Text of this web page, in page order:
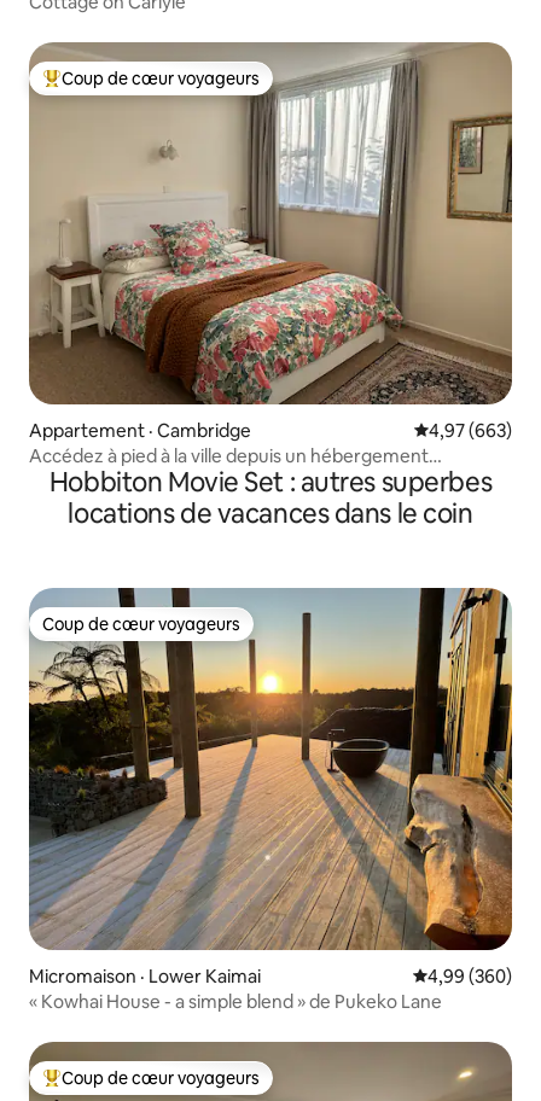
Coup de cœur voyageurs parmi les plus aimés
Coup de cœur voyageurs
Appartement · Cambridge Note
4,97 (663)
Accédez à pied à la ville depuis un hébergement
indépendant.
Hobbiton Movie Set : autres superbes
locations de vacances dans le coin
Coup de cœur voyageurs
Coup de cœur voyageurs
Micromaison · Lower Kaimai Note
4,99 (360)
« Kowhai House - a simple blend » de Pukeko Lane
Coup de cœur voyageurs parmi les plus aimés
Coup de cœur voyageurs